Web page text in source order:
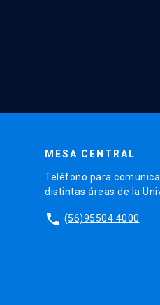
MESA CENTRAL
Teléfono para
distintas áreas de la
phone (56)95504 4000